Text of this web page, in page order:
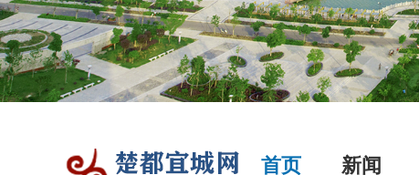
首页 新闻